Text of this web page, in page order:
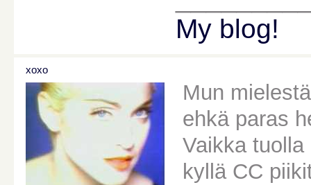
My blog!
xoxo
Mun
ehkä paras
Vaikka
kyllä CC